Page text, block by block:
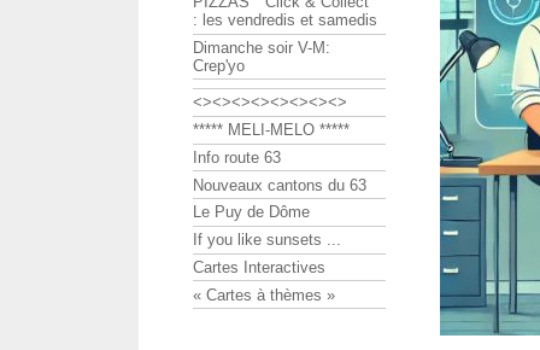
: les vendredis et samedis
Dimanche soir V-M:
Crep'yo
<><><><><><><><>
***** MELI-MELO *****
Info route 63
Nouveaux cantons du 63
Le Puy de Dôme
If you like sunsets ...
Cartes Interactives
« Cartes à thèmes »